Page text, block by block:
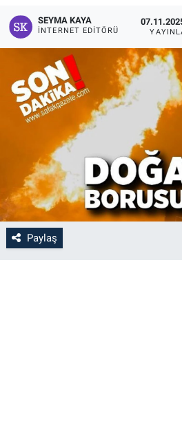
SEYMA KAYA
İNTERNET EDITÖRÜ
Paylaş